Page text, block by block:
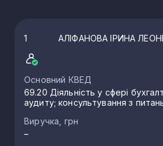
1 АЛІФАНОВА ІРИНА
Основний КВЕД
69.20 Діяльність у сфері
аудиту; консультування з
Виручка, грн
–